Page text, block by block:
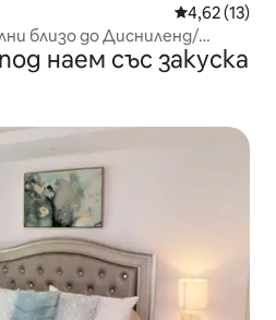
Средна
4,62 (13)
близо до Дисниленд/
наем със закуска